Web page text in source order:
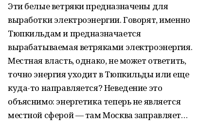
Эти белые ветряки предназначены для
выработки электроэнергии. Говорят, именно
Тюпкильдам и предназначается
вырабатываемая ветряками электроэнергия.
Местная власть, однако, не может ответить,
точно энергия уходит в Тюпкильды или еще
куда-то направляется? Неведение это
объяснимо: энергетика теперь не является
местной сферой — там Москва заправляет…